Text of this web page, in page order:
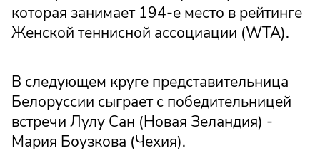
которая занимает 194-е место в рейтинге
Женской теннисной ассоциации (WTA).
В следующем круге представительница
Белоруссии сыграет с победительницей
встречи Лулу Сан (Новая Зеландия) -
Мария Боузкова (Чехия).